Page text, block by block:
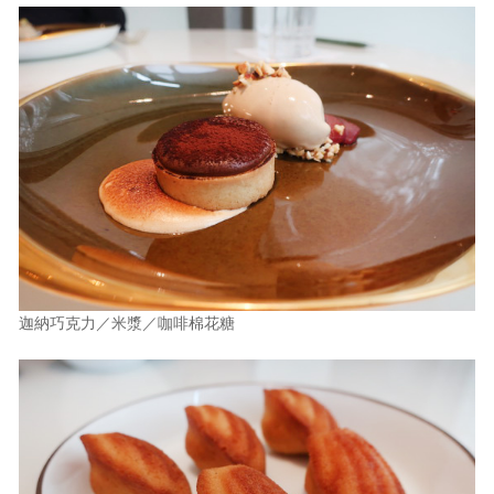
迦納巧克力／米漿／咖啡棉花糖